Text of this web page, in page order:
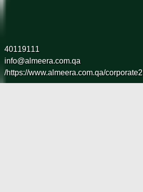
40119111
info@almeera.com.qa
https://www.almeera.com.qa/corporate2/